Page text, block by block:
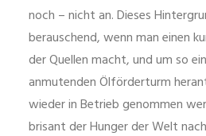
noch – nicht an. Dieses
berauschend, wenn man einen
der Quellen macht, und um so
anmutenden Ölförderturm
wieder in Betrieb genommen
brisant der Hunger der Welt